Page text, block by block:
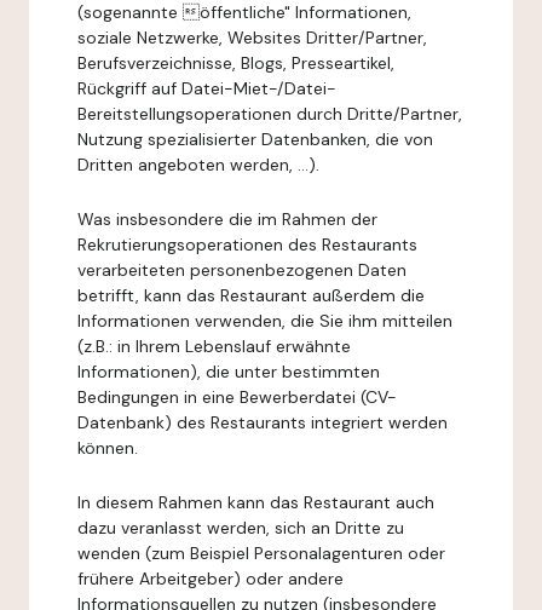
(sogenannte öffentliche" Informationen,
soziale Netzwerke, Websites Dritter/Partner,
Berufsverzeichnisse, Blogs, Presseartikel,
Rückgriff auf Datei-Miet-/Datei-
Bereitstellungsoperationen durch Dritte/Partner,
Nutzung spezialisierter Datenbanken, die von
Dritten angeboten werden, ...).
Was insbesondere die im Rahmen der
Rekrutierungsoperationen des Restaurants
verarbeiteten personenbezogenen Daten
betrifft, kann das Restaurant außerdem die
Informationen verwenden, die Sie ihm mitteilen
(z.B.: in Ihrem Lebenslauf erwähnte
Informationen), die unter bestimmten
Bedingungen in eine Bewerberdatei (CV-
Datenbank) des Restaurants integriert werden
können.
In diesem Rahmen kann das Restaurant auch
dazu veranlasst werden, sich an Dritte zu
wenden (zum Beispiel Personalagenturen oder
frühere Arbeitgeber) oder andere
Informationsquellen zu nutzen (insbesondere